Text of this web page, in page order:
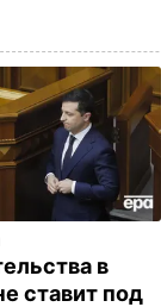
в
ставит под